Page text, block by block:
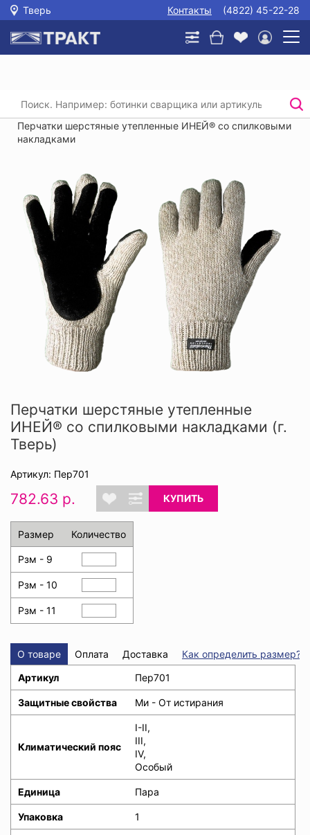
Тверь Контакты (4822) 45-22-28
Главная / /
Трикотажные перчатки, перчатки хб с пвх
/
Перчатки шерстяные утепленные ИНЕЙ® со спилковыми
накладками
Перчатки шерстяные утепленные
ИНЕЙ® со спилковыми накладками (г.
Тверь)
Артикул: Пер701
782.63 р. КУПИТЬ
Размер Количество
Рзм - 9
Рзм - 10
Рзм - 11
О товаре Оплата Доставка
Как определить размер?
Артикул
Пер701
Защитные свойства Ми - От истирания
Климатический пояс
I-II,
III,
IV,
Особый
Единица Пара
Упаковка 1